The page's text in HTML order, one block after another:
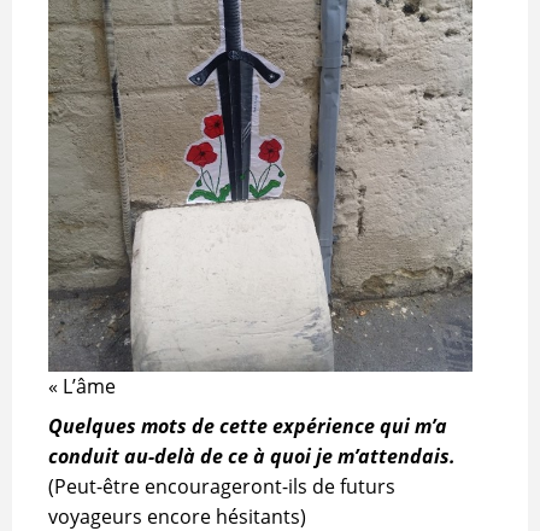
« L’âme
Quelques mots de cette expérience qui m’a
conduit au-delà de ce à quoi je m’attendais.
(Peut-être encourageront-ils de futurs
voyageurs encore hésitants)